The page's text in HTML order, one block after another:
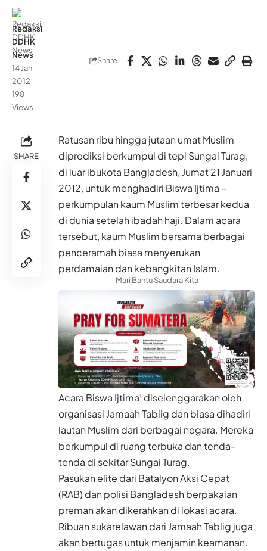
Redaksi
DDHK
News
14 Jan
2012
198
Views
Share
SHARE
Ratusan ribu hingga jutaan umat Muslim
diprediksi berkumpul di tepi Sungai Turag,
di luar ibukota Bangladesh, Jumat 21 Januari
2012, untuk menghadiri Biswa Ijtima –
perkumpulan kaum Muslim terbesar kedua
di dunia setelah ibadah haji. Dalam acara
tersebut, kaum Muslim bersama berbagai
penceramah biasa menyerukan
perdamaian dan kebangkitan Islam.
- Mari Bantu Saudara Kita -
Acara Biswa Ijtima’ diselenggarakan oleh
organisasi Jamaah Tablig dan biasa dihadiri
lautan Muslim dari berbagai negara. Mereka
berkumpul di ruang terbuka dan tenda-
tenda di sekitar Sungai Turag.
Pasukan elite dari Batalyon Aksi Cepat
(RAB) dan polisi Bangladesh berpakaian
preman akan dikerahkan di lokasi acara.
Ribuan sukarelawan dari Jamaah Tablig juga
akan bertugas untuk menjamin keamanan.